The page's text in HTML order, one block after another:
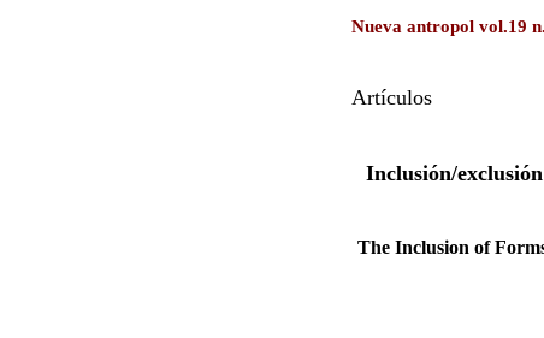
Nueva antropol vol.19
Artículos
Inclusión/
The Inclusion of